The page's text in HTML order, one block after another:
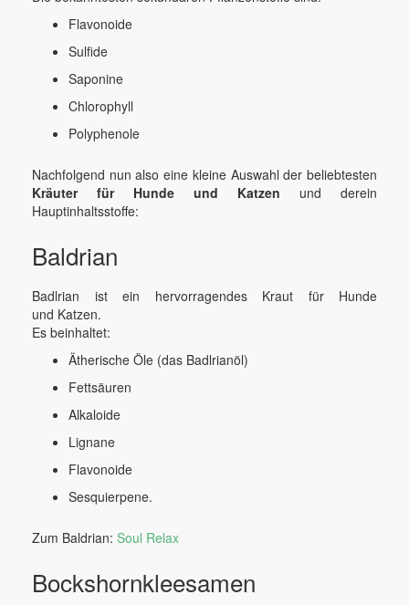
Flavonoide
Sulfide
Saponine
Chlorophyll
Polyphenole
Nachfolgend nun also eine kleine Auswahl der beliebtesten
Kräuter für Hunde und Katzen und derein
Hauptinhaltsstoffe:
Baldrian
Badlrian ist ein hervorragendes Kraut für Hunde
und Katzen.
Es beinhaltet:
Ätherische Öle (das Badlrianöl)
Fettsäuren
Alkaloide
Lignane
Flavonoide
Sesquierpene.
Zum Baldrian: Soul Relax
Bockshornkleesamen